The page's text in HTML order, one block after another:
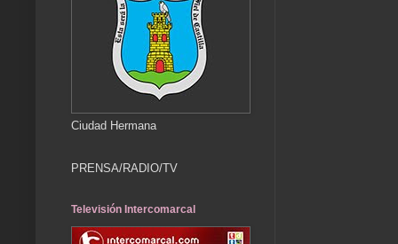
Ciudad Hermana
PRENSA/RADIO/TV
Televisión Intercomarcal